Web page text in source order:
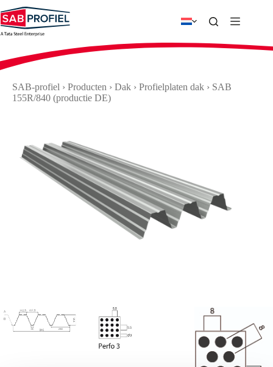
naar
de
inhoud
SAB-profiel › Producten › Dak › Profielplaten dak › SAB
155R/840 (productie DE)